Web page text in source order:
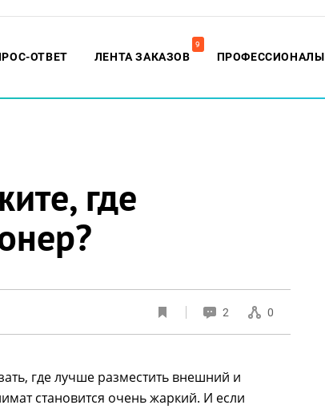
ОТВЕТ ЛЕНТА ЗАКАЗОВ
9
ПРОФЕССИОНАЛЫ
где
2 0
где лучше разместить внешний и
становится очень жаркий. И если